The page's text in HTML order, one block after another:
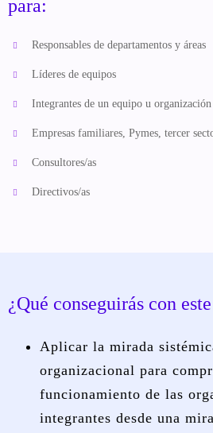
para:
Responsables de departamentos y áreas
Líderes de equipos
Integrantes de un equipo u organización
Empresas familiares, Pymes, tercer
Consultores/as
Directivos/as
¿Qué conseguirás con
Aplicar la mirada
organizacional para
funcionamiento de las
integrantes desde una